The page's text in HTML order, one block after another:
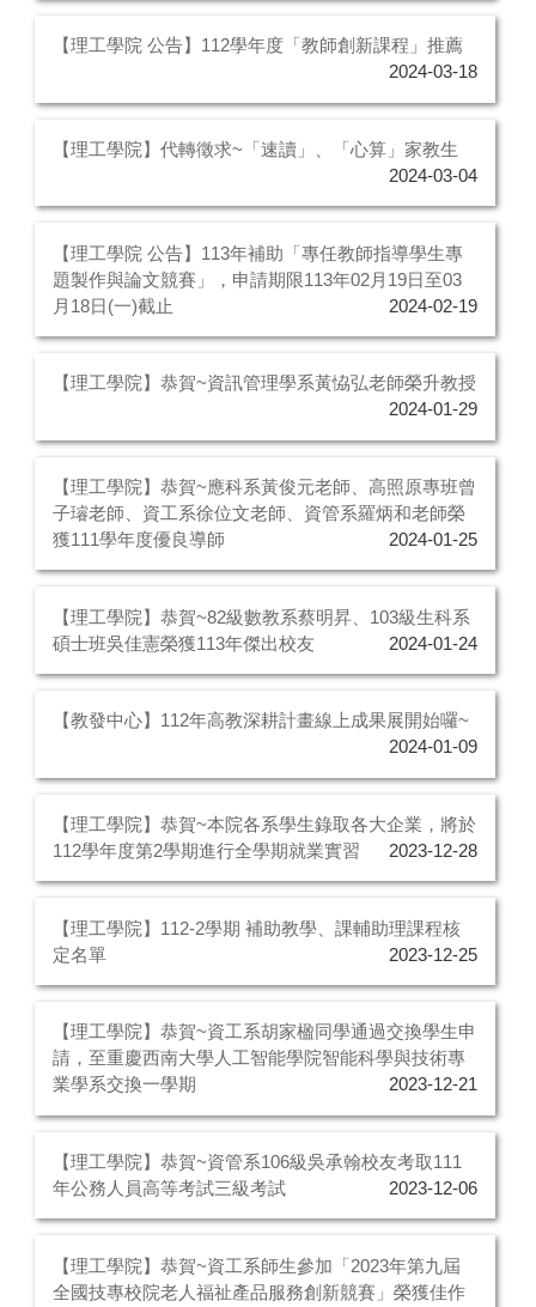
【理工學院 公告】112學年度「教師創新課程」推薦
2024-03-18
【理工學院】代轉徵求~「速讀」、「心算」家教生
2024-03-04
【理工學院 公告】113年補助「專任教師指導學生專
題製作與論文競賽」，申請期限113年02月19日至03
月18日(一)截止
2024-02-19
【理工學院】恭賀~資訊管理學系黃恊弘老師榮升教授
2024-01-29
【理工學院】恭賀~應科系黃俊元老師、高照原專班曾
子璿老師、資工系徐位文老師、資管系羅炳和老師榮
獲111學年度優良導師
2024-01-25
【理工學院】恭賀~82級數教系蔡明昇、103級生科系
碩士班吳佳憲榮獲113年傑出校友
2024-01-24
【教發中心】112年高教深耕計畫線上成果展開始囉~
2024-01-09
【理工學院】恭賀~本院各系學生錄取各大企業，將於
112學年度第2學期進行全學期就業實習
2023-12-28
【理工學院】112-2學期 補助教學、課輔助理課程核
定名單
2023-12-25
【理工學院】恭賀~資工系胡家楹同學通過交換學生申
請，至重慶西南大學人工智能學院智能科學與技術專
業學系交換一學期
2023-12-21
【理工學院】恭賀~資管系106級吳承翰校友考取111
年公務人員高等考試三級考試
2023-12-06
【理工學院】恭賀~資工系師生參加「2023年第九屆
全國技專校院老人福祉產品服務創新競賽」榮獲佳作